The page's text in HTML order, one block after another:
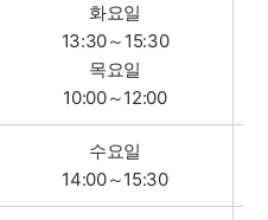
화요일
13:30～15:30
목요일
10:00～12:00
수요일
14:00～15:30